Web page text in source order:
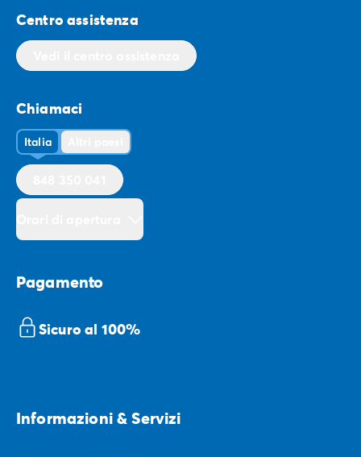
Centro assistenza
Chiamaci
Italia
Pagamento
Sicuro al 100%
Informazioni & Servizi